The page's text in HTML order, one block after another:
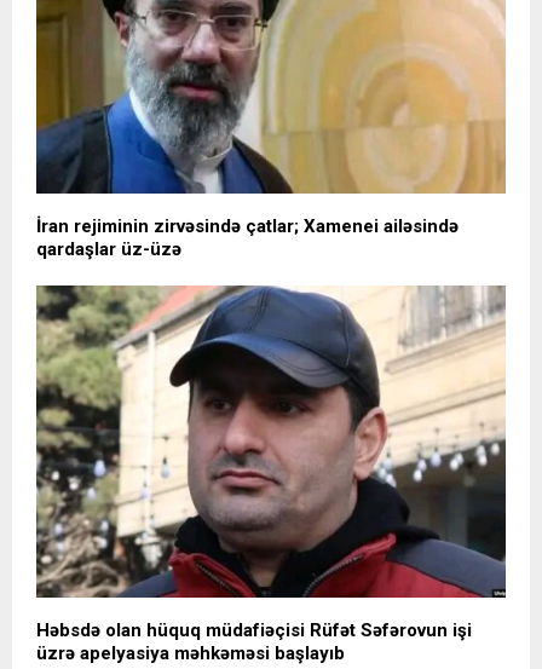
İran rejiminin zirvəsində çatlar; Xamenei ailəsində
qardaşlar üz-üzə
Həbsdə olan hüquq müdafiəçisi Rüfət Səfərovun işi
üzrə apelyasiya məhkəməsi başlayıb